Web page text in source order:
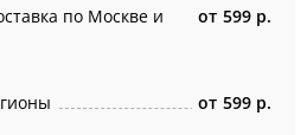
по Москве и
от 599 р.
от 599 р.